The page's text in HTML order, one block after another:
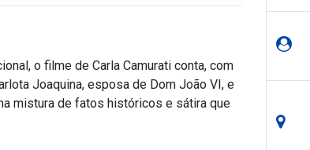
o filme de Carla Camurati conta, com
Joaquina, esposa de Dom João VI, e
mistura de fatos históricos e sátira que